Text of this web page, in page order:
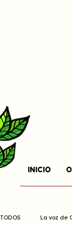
INICIO
TODOS La voz de